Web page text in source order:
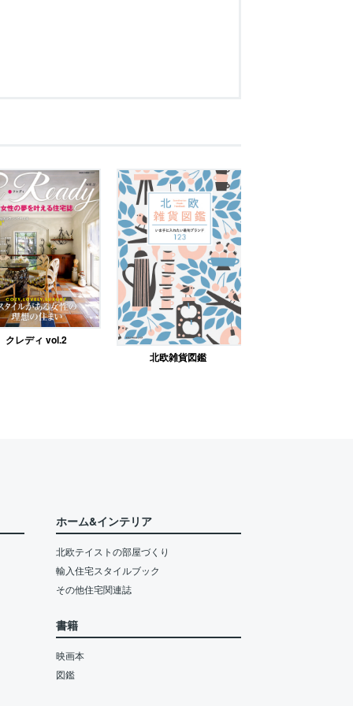
クレディ vol.2
北欧雑貨図鑑
ホーム&インテリア
北欧テイストの部屋づくり
輸入住宅スタイルブック
その他住宅関連誌
書籍
映画本
図鑑